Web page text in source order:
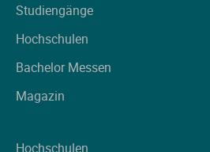
Studiengänge
Hochschulen
Bachelor Messen
Magazin
Hochschulen